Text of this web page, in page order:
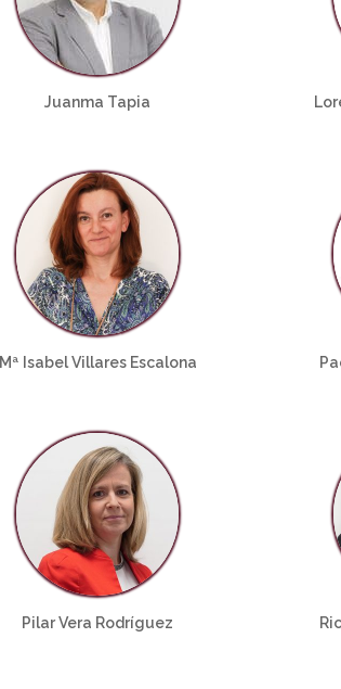
Juanma Tapia
Mª Isabel Villares Escalona
Pilar Vera Rodríguez